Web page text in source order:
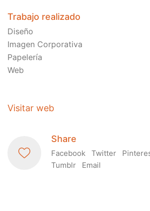
Trabajo realizado
Diseño
Imagen Corporativa
Papelería
Web
Visitar web
Share
Facebook Twitter
Tumblr
Email